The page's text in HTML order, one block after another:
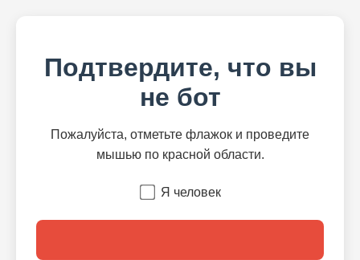
Подтвердите, что вы
не бот
Пожалуйста, отметьте флажок и проведите
мышью по красной области.
Я человек